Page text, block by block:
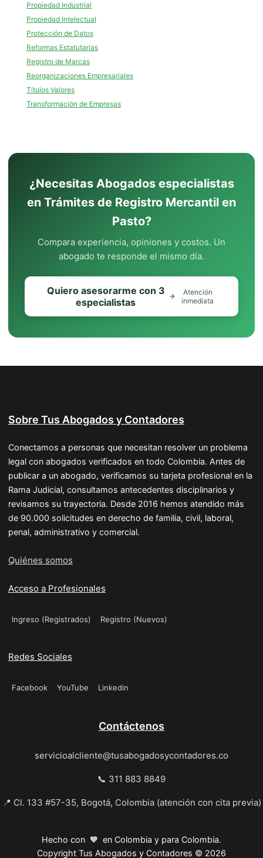
Propiedad Industrial
Propiedad Intelectual
Protección de Datos
Reformas Estatutarias
Registro de Marcas
Reorganizaciones Empresariales
Títulos Valores
Transformación de Empresas
¿Necesitas Abogados especialistas
en Trámites de Registro Mercantil en
Pasto?
Compara experiencia, opiniones y costos. Un
abogado te responde el mismo día.
Quiero asesorarme con 3
especialistas
Atención
inmediata
Sobre Tus Abogados y Contadores
Conectamos a personas que necesitan resolver un problema
legal con abogados verificados en todo Colombia. Antes de
publicar a un abogado, verificamos su tarjeta profesional en la
Rama Judicial, consultamos antecedentes disciplinarios y
revisamos su trayectoria. Desde 2016 hemos atendido más
de 90.000 solicitudes en derecho de familia, civil, laboral,
penal, administrativo y comercial.
Quiénes somos
Acceso a Profesionales
Ingreso (Registrados) Registro (Nuevos)
Redes Sociales
Facebook YouTube Linkedin
Contáctenos
servicioalcliente@tusabogadosycontadores.co
📞 311 883 8849
📍 Cl. 133 #57-35, Bogotá, Colombia (atención con cita previa)
Hecho con 🧡 en Colombia y para Colombia.
Copyright Tus Abogados y Contadores © 2026